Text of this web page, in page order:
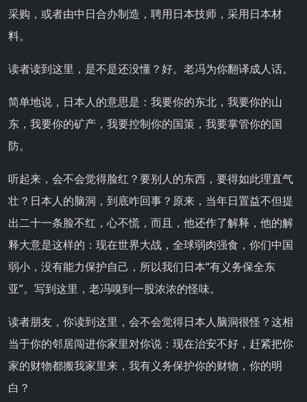
采购，或者由中日合办制造，聘用日本技师，采用日本材
料。
读者读到这里，是不是还没懂？好。老冯为你翻译成人话。
简单地说，日本人的意思是：我要你的东北，我要你的山
东，我要你的矿产，我要控制你的国策，我要掌管你的国
防。
听起来，会不会觉得脸红？要别人的东西，要得如此理直气
壮？日本人的脑洞，到底咋回事？原来，当年日置益不但提
出二十一条脸不红，心不慌，而且，他还作了解释，他的解
释大意是这样的：现在世界大战，全球弱肉强食，你们中国
弱小，没有能力保护自己，所以我们日本“有义务保全东
亚”。写到这里，老冯嗅到一股浓浓的怪味。
读者朋友，你读到这里，会不会觉得日本人脑洞很怪？这相
当于你的邻居闯进你家里对你说：现在治安不好，赶紧把你
家的财物都搬我家里来，我有义务保护你的财物，你的明
白？